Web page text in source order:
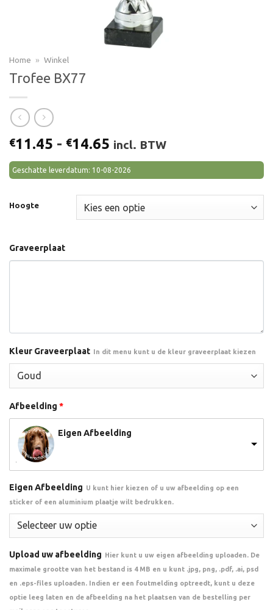
Home » Winkel
Trofee BX77
€11.45 - €14.65 Prijsklasse:
€11.45
tot
incl. BTW
Geschatte leverdatum: 10-08-2026
Hoogte
Graveerplaat
Kleur Graveerplaat In dit menu kunt u de kleur graveerplaat kiezen
Afbeelding *
Eigen Afbeelding
Eigen Afbeelding U kunt hier kiezen of u uw afbeelding op een
sticker of een aluminium plaatje wilt bedrukken.
Upload uw afbeelding Hier kunt u uw eigen afbeelding uploaden. De
maximale grootte van het bestand is 4 MB en u kunt .jpg, png, .pdf, .ai, psd
en .eps-files uploaden. Indien er een foutmelding optreedt, kunt u deze
optie leeg laten en de afbeelding na het plaatsen van de bestelling per